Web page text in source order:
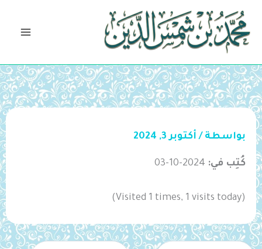
تخطي
المحتوى
بواسطة / أكتوبر 3, 2024
كُتِب في: 2024-10-03
(Visited 1 times, 1 visits today)